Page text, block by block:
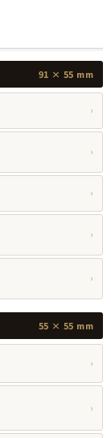
91 × 55 mm
›
›
›
›
›
55 × 55 mm
›
›